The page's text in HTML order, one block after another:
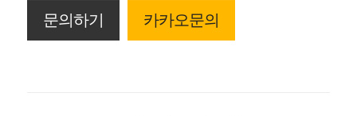
문의하기 카카오문의